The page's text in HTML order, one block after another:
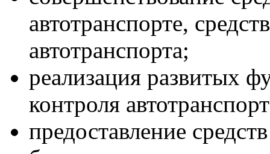
автотранспорте,
автотранспорта;
реализация развитых
контроля
предоставление